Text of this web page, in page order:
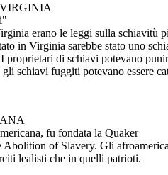
erano le leggi sulla schiavitù
in Virginia sarebbe stato uno
proprietari di schiavi potevano
schiavi fuggiti potevano essere
fu fondata la Quaker
Abolition of Slavery. Gli
lealisti che in quelli patrioti.